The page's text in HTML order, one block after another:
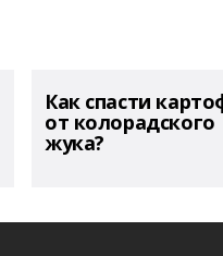
Как спасти
от колорадского
жука?